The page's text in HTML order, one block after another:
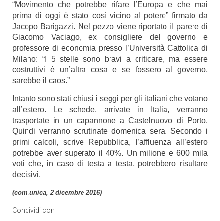
“Movimento che potrebbe rifare l’Europa e che mai
prima di oggi è stato così vicino al potere” firmato da
Jacopo Barigazzi. Nel pezzo viene riportato il parere di
Giacomo Vaciago, ex consigliere del governo e
professore di economia presso l’Università Cattolica di
Milano: “I 5 stelle sono bravi a criticare, ma essere
costruttivi è un’altra cosa e se fossero al governo,
sarebbe il caos.”
Intanto sono stati chiusi i seggi per gli italiani che votano
all’estero. Le schede, arrivate in Italia, verranno
trasportate in un capannone a Castelnuovo di Porto.
Quindi verranno scrutinate domenica sera. Secondo i
primi calcoli, scrive Repubblica, l’affluenza all’estero
potrebbe aver superato il 40%. Un milione e 600 mila
voti che, in caso di testa a testa, potrebbero risultare
decisivi.
(com.unica, 2 dicembre 2016)
Condividi con